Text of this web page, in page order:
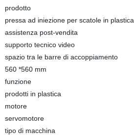
prodotto
pressa ad iniezione per scatole in plastica
assistenza post-vendita
supporto tecnico video
spazio tra le barre di accoppiamento
560 *560 mm
funzione
prodotti in plastica
motore
servomotore
tipo di macchina